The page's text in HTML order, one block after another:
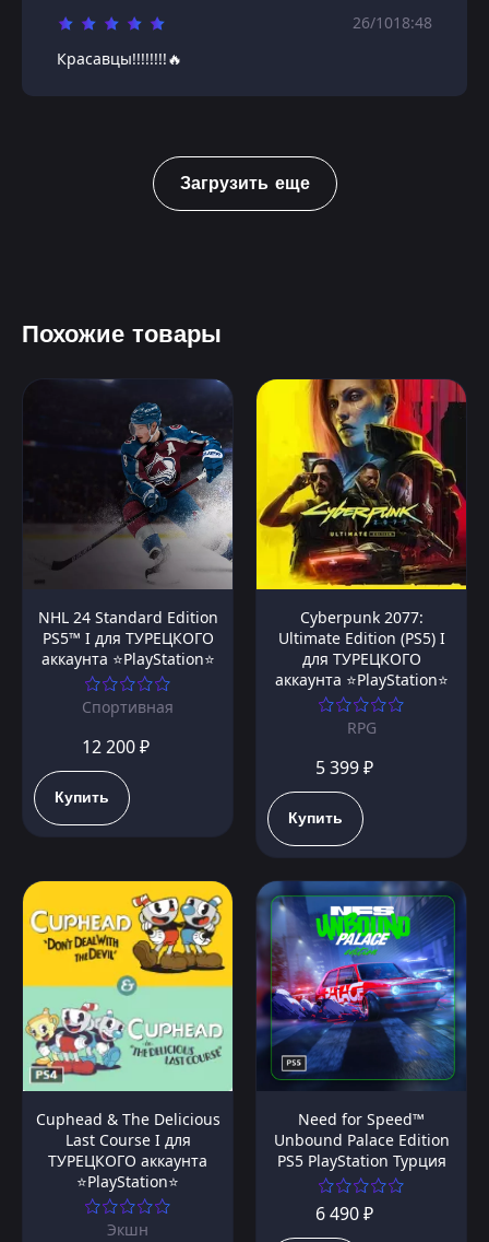
26/1018:48
Красавцы!!!!!!!!🔥
Загрузить еще
Похожие товары
NHL 24 Standard Edition
PS5™ I для ТУРЕЦКОГО
аккаунта ⭐PlayStation⭐
Спортивная
12 200 ₽
Купить
Cyberpunk 2077:
Ultimate Edition (PS5) I
для ТУРЕЦКОГО
аккаунта ⭐PlayStation⭐
RPG
5 399 ₽
Купить
Cuphead & The Delicious
Last Course I для
ТУРЕЦКОГО аккаунта
⭐PlayStation⭐
Экшн
Need for Speed™
Unbound Palace Edition
PS5 PlayStation Турция
6 490 ₽